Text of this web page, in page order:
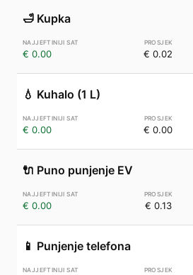
🛁 Kupka
€ 0.00 € 0.02
💧 Kuhalo (1 L)
€ 0.00 € 0.00
🔌 Puno punjenje EV
€ 0.00 € 0.13
📱 Punjenje telefona